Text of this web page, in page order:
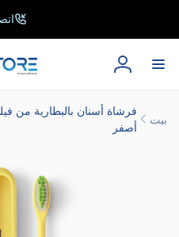
تسجيل
بيت
فرشاة أسنان بالبطارية من
أصفر